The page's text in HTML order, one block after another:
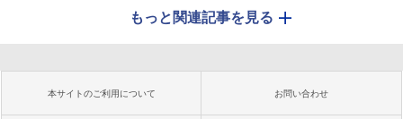
もっと関連記事を見る
本サイトのご利用について お問い合わせ